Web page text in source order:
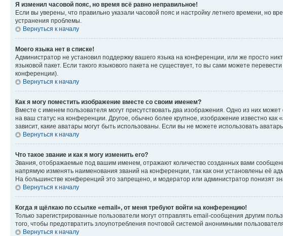
Я изменил часовой пояс, но время всё равно неправильное!
Если вы уверены, что правильно указали часовой пояс и настройку летнего времени, но
устранения проблемы.
Вернуться к началу
Моего языка нет в списке!
Администратор не установил поддержку вашего языка на конференции, или же просто
языковой пакет. Если такого языкового пакета не существует, то вы сами можете
конференции).
Вернуться к началу
Как я могу поместить изображение вместе со своим именем?
Вместе с именем пользователя могут присутствовать два изображения. Одно из них
на ваш статус на конференции. Другое, обычно более крупное, изображение известно
зависит, какие аватары могут быть использованы. Если вы не можете использовать
Вернуться к началу
Что такое звание и как я могу изменить его?
Звания, отображаемые под вашим именем, отражают количество созданных вами
напрямую изменять наименования званий на конференции, так как они установлены её
На большинстве конференций это запрещено, и модератор или администратор понизят
Вернуться к началу
Когда я щёлкаю по ссылке «email», от меня требуют войти на конференцию!
Только зарегистрированные пользователи могут отправлять email-сообщения другим
того, чтобы предотвратить злоупотребления почтовой системой анонимными
Вернуться к началу